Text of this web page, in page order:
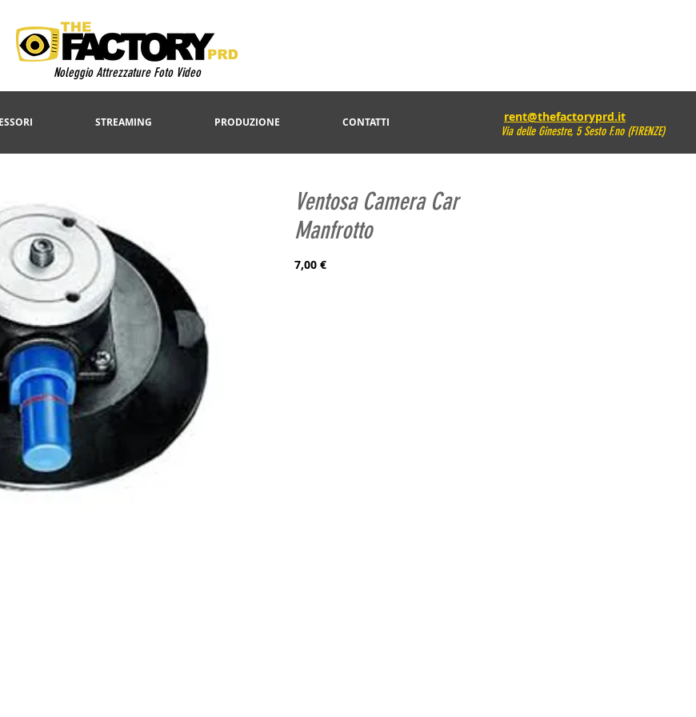
Noleggio Attrezzature Foto Video
STREAMING PRODUZIONE CONTATTI rent@thefactoryprd.it
Via delle Ginestre, 5 Sesto F.no (FIRENZE)
Ventosa Camera Car
Manfrotto
7,00 €Prezzo